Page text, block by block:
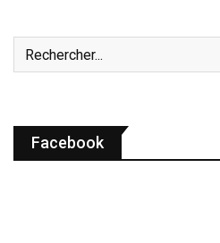
Facebook